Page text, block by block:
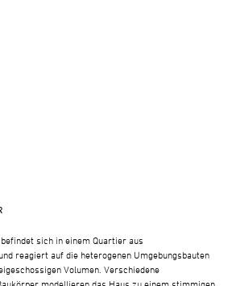
sich in einem Quartier aus
reagiert auf die heterogenen Umgebungsbauten
Volumen. Verschiedene